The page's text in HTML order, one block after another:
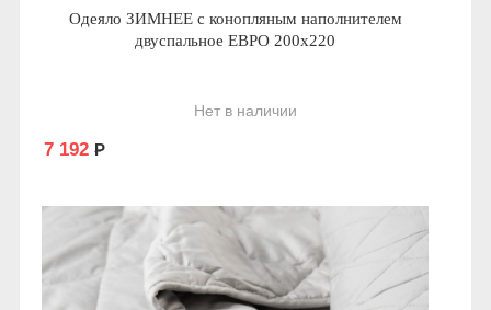
Одеяло ЗИМНЕЕ с конопляным наполнителем
двуспальное ЕВРО 200x220
Нет в наличии
7 192 Р